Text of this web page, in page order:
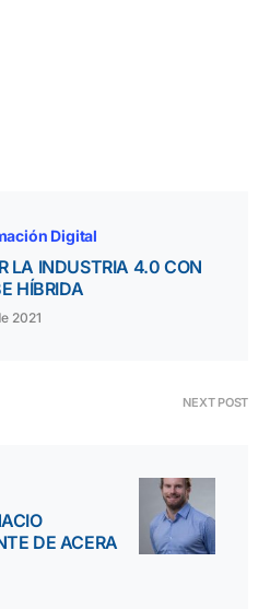
Digital
LA INDUSTRIA 4.0 CON
HÍBRIDA
2021
NEXT POST
DE ACERA